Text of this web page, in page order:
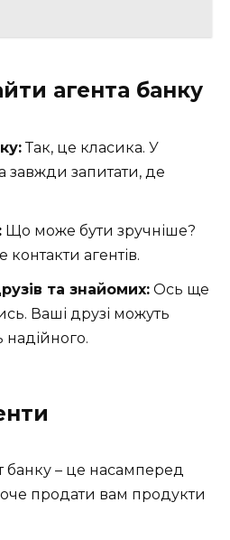
агента банку
Так, це класика. У
завжди запитати, де
Що може бути зручніше?
контакти агентів.
та знайомих: Ось ще
Ваші друзі можуть
надійного.
банку – це насамперед
продати вам продукти